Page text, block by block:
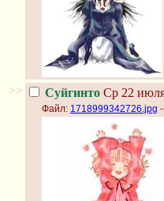
>> Суйгинто Ср 22
Файл: 1718999342726.jpg